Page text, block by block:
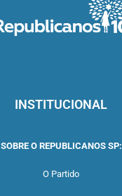
INSTITUCIONAL
SOBRE O REPUBLICANOS SP:
O Partido